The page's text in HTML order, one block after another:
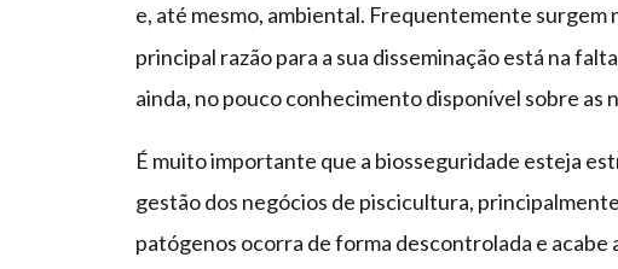
e, até mesmo, ambiental. Frequentemente surgem
principal razão para a sua disseminação está na
ainda, no pouco conhecimento disponível sobre as
É muito importante que a biosseguridade esteja
gestão dos negócios de piscicultura,
patógenos ocorra de forma descontrolada e